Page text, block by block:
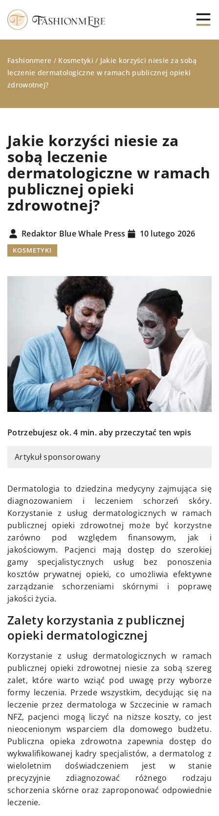
Fashionmere / Kosmetyki / Jakie korzyści niesie za sobą
leczenie dermatologiczne w ramach publicznej opieki
zdrowotnej?
Jakie korzyści niesie za
sobą leczenie
dermatologiczne w ramach
publicznej opieki
zdrowotnej?
Redaktor Blue Whale Press 10 lutego 2026
KOSMETYKI
Potrzebujesz ok. 4 min. aby przeczytać ten wpis
Artykuł sponsorowany
Dermatologia to dziedzina medycyny zajmująca się
diagnozowaniem i leczeniem schorzeń skóry.
Korzystanie z usług dermatologicznych w ramach
publicznej opieki zdrowotnej może być korzystne
zarówno pod względem finansowym, jak i
jakościowym. Pacjenci mają dostęp do szerokiej
gamy specjalistycznych usług bez ponoszenia
kosztów prywatnej opieki, co umożliwia efektywne
zarządzanie schorzeniami skórnymi i poprawę
jakości życia.
Zalety korzystania z publicznej
opieki dermatologicznej
Korzystanie z usług dermatologicznych w ramach
publicznej opieki zdrowotnej niesie za sobą szereg
zalet, które warto wziąć pod uwagę przy wyborze
formy leczenia. Przede wszystkim, decydując się na
leczenie przez dermatologa w Szczecinie w ramach
NFZ, pacjenci mogą liczyć na niższe koszty, co jest
nieocenionym wsparciem dla domowego budżetu.
Publiczna opieka zdrowotna zapewnia dostęp do
wykwalifikowanej kadry specjalistów, a dermatolog z
wieloletnim doświadczeniem jest w stanie
precyzyjnie zdiagnozować różnego rodzaju
schorzenia skórne oraz zaproponować odpowiednie
leczenie.